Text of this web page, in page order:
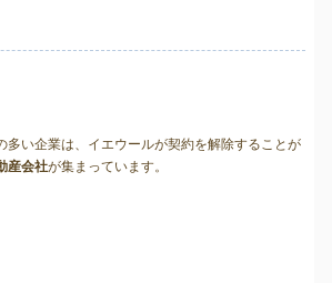
多い企業は、イエウールが契約を解除することが
産会社が集まっています。